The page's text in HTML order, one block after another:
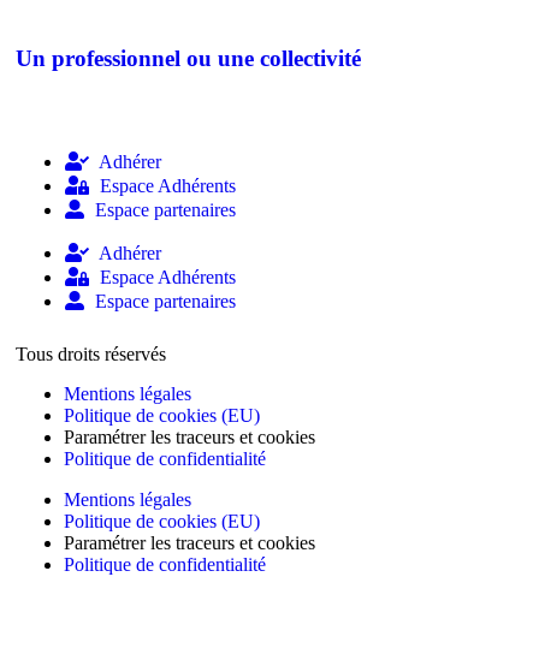
Un professionnel ou une collectivité
Adhérer
Espace Adhérents
Espace partenaires
Adhérer
Espace Adhérents
Espace partenaires
Tous droits réservés
Mentions légales
Politique de cookies (EU)
Paramétrer les traceurs et cookies
Politique de confidentialité
Mentions légales
Politique de cookies (EU)
Paramétrer les traceurs et cookies
Politique de confidentialité